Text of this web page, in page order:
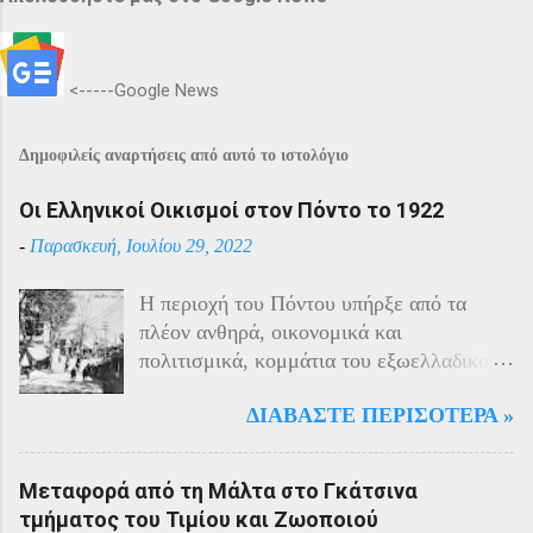
<-----Google News
Δημοφιλείς αναρτήσεις από αυτό το ιστολόγιο
Οι Ελληνικοί Οικισμοί στον Πόντο το 1922
- Παρασκευή, Ιουλίου 29, 2022
Η περιοχή του Πόντου υπήρξε από τα
πλέον ανθηρά, οικονομικά και
πολιτισμικά, κομμάτια του εξωελλαδικού
40% του πληθυσμού της περιοχής και μαζί
με τους Αρμένιους πρωταγωνιστούσαν
στην οικονομική ζωή της. Ο πληθυσμός
του Πόντου είχε και αυτός στη διάρκεια
ΔΙΑΒΆΣΤΕ ΠΕΡΙΣΌΤΕΡΑ »
Μεταφορά από τη Μάλτα στο Γκάτσινα
τμήματος του Τιμίου και Ζωοποιού